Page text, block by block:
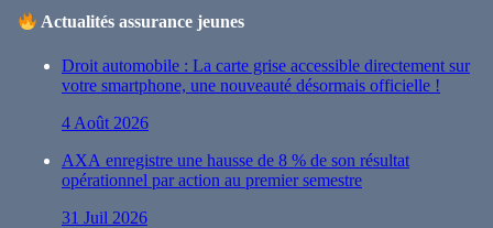
Actualités assurance jeunes
Droit automobile : La carte grise accessible directement sur
votre smartphone, une nouveauté désormais officielle !
4 Août 2026
AXA enregistre une hausse de 8 % de son résultat
opérationnel par action au premier semestre
31 Juil 2026